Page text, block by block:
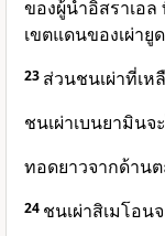
ของผู้นำอิสราเอล
เขตแดนของเผ่ายู
23 ส่วนชนเผ่าที่เ
ชนเผ่าเบนยามิน
ทอดยาวจากด้าน
24 ชนเผ่าสิเมโอน